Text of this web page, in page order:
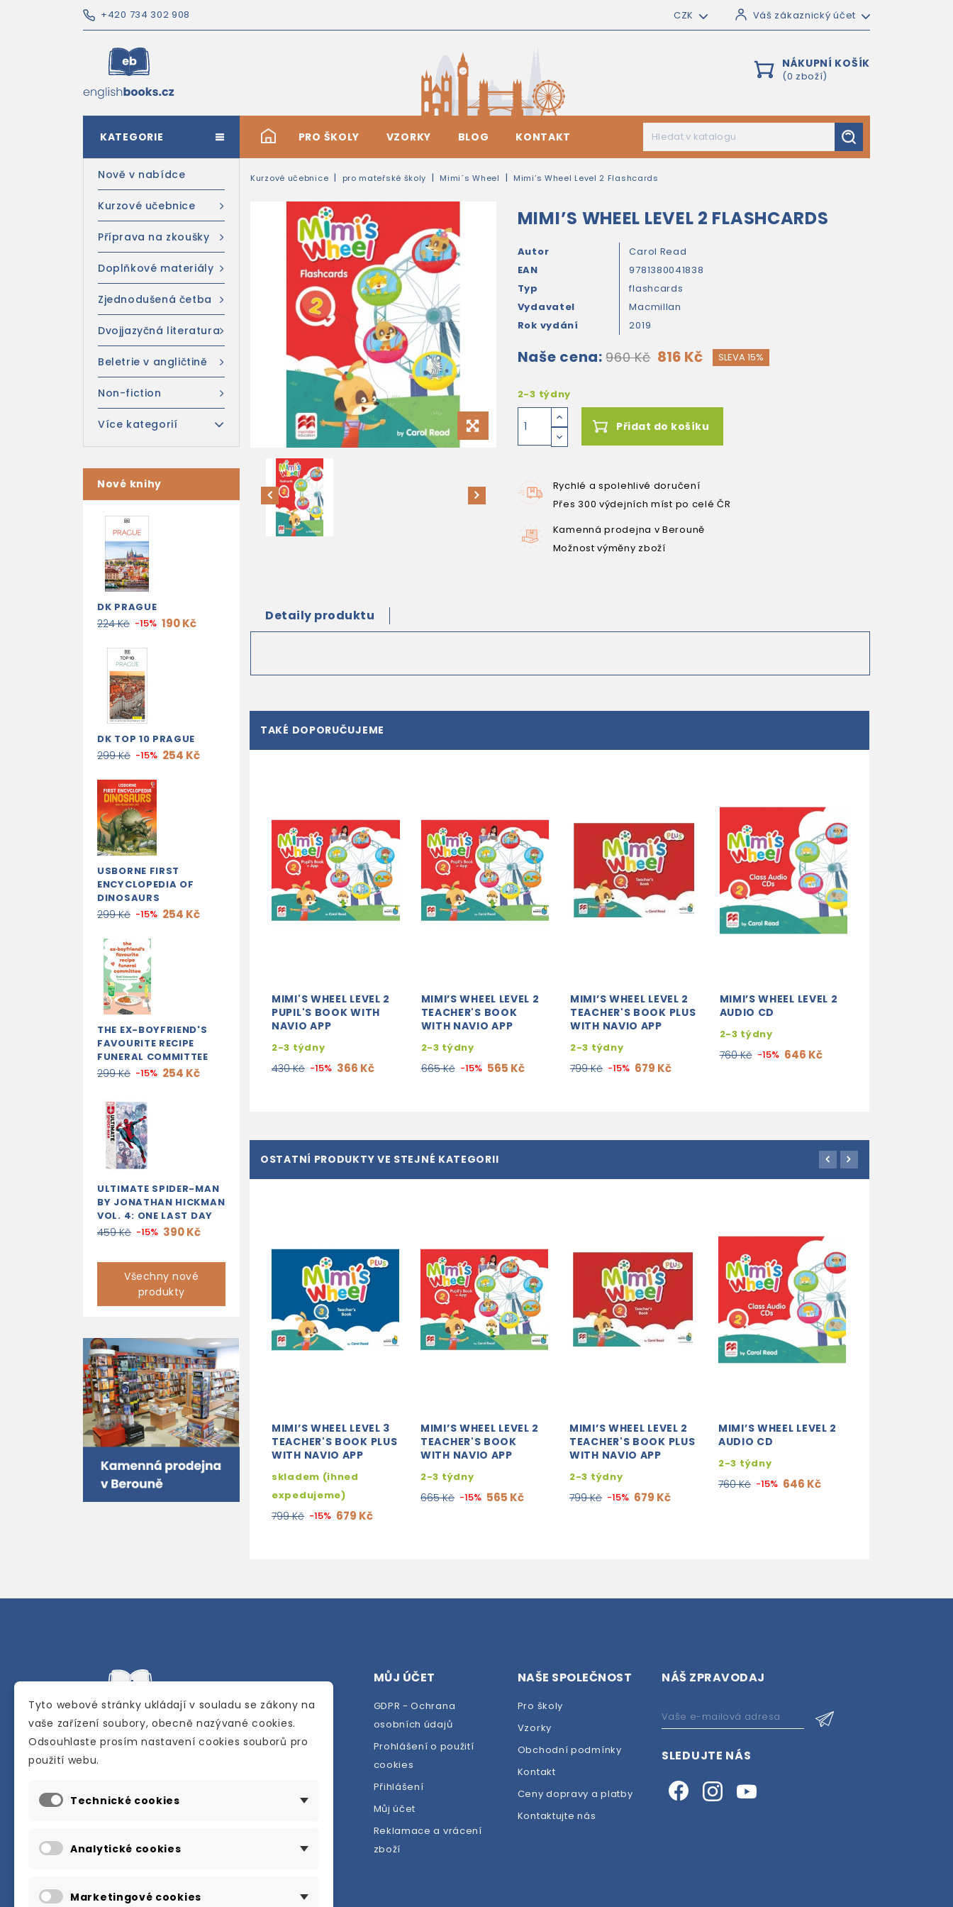
+420 734 302 908 CZK Váš zákaznický účet
NÁKUPNÍ KOŠÍK
(0 zboží)
# PRO ŠKOLY VZORKY BLOG KONTAKT
KATEGORIE
Nově v nabídce
Kurzové učebnice
Příprava na zkoušky
Doplňkové materiály
Zjednodušená četba
Dvojjazyčná literatura
Beletrie v angličtině
Non-fiction
Více kategorií
Nové knihy
DK PRAGUE
224 Kč -15% 190 Kč
DK TOP 10 PRAGUE
299 Kč -15% 254 Kč
USBORNE FIRST
ENCYCLOPEDIA OF
DINOSAURS
299 Kč -15% 254 Kč
THE EX-BOYFRIEND'S
FAVOURITE RECIPE
FUNERAL COMMITTEE
299 Kč -15% 254 Kč
ULTIMATE SPIDER-MAN
BY JONATHAN HICKMAN
VOL. 4: ONE LAST DAY
459 Kč -15% 390 Kč
Všechny nové
produkty
Kurzové učebnice pro mateřské školy Mimi´s Wheel Mimi’s Wheel Level 2 Flashcards
MIMI’S WHEEL LEVEL 2 FLASHCARDS
Autor
Carol Read
EAN
9781380041838
Typ
flashcards
Vydavatel
Macmillan
Rok vydání
2019
Naše cena: 960 Kč 816 Kč SLEVA 15%
2-3 týdny
Přidat do košíku
Rychlé a spolehlivé doručení
Přes 300 výdejních míst po celé ČR
Kamenná prodejna v Berouně
Možnost výměny zboží
Detaily produktu
TAKÉ DOPORUČUJEME
MIMI'S WHEEL LEVEL 2
PUPIL'S BOOK WITH
NAVIO APP
2-3 týdny
430 Kč -15% 366 Kč
MIMI’S WHEEL LEVEL 2
TEACHER'S BOOK
WITH NAVIO APP
2-3 týdny
665 Kč -15% 565 Kč
MIMI’S WHEEL LEVEL 2
TEACHER'S BOOK PLUS
WITH NAVIO APP
2-3 týdny
799 Kč -15% 679 Kč
MIMI’S WHEEL LEVEL 2
AUDIO CD
2-3 týdny
760 Kč -15% 646 Kč
OSTATNÍ PRODUKTY VE STEJNÉ KATEGORII
MIMI’S WHEEL LEVEL 3
TEACHER'S BOOK PLUS
WITH NAVIO APP
skladem (ihned
expedujeme)
799 Kč -15% 679 Kč
MIMI’S WHEEL LEVEL 2
TEACHER'S BOOK
WITH NAVIO APP
2-3 týdny
665 Kč -15% 565 Kč
MIMI’S WHEEL LEVEL 2
TEACHER'S BOOK PLUS
WITH NAVIO APP
2-3 týdny
799 Kč -15% 679 Kč
MIMI’S WHEEL LEVEL 2
AUDIO CD
2-3 týdny
760 Kč -15% 646 Kč
Internetové a kamenné knihkupectví se
anglického jazyka.
Karly Machové 48 Beroun 266 01
info@englishbooks.cz
MŮJ ÚČET
GDPR - Ochrana
osobních údajů
Prohlášení o použití
cookies
Přihlášení
Můj účet
Reklamace a vrácení
zboží
NAŠE SPOLEČNOST
Pro školy
Vzorky
Obchodní podmínky
Kontakt
Ceny dopravy a platby
Kontaktujte nás
NÁŠ ZPRAVODAJ
SLEDUJTE NÁS
Tyto webové stránky ukládají v souladu se zákony na
vaše zařízení soubory, obecně nazývané cookies.
Odsouhlaste prosím nastavení cookies souborů pro
použití webu.
Technické cookies
Analytické cookies
Marketingové cookies